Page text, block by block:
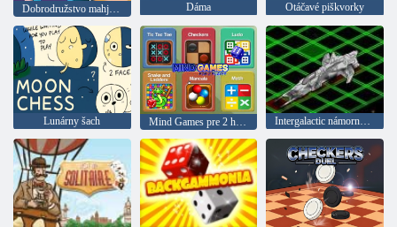
Dáma Otáčavé piškvorky
Lunárny šach Mind Games pre 2 hráča Intergalactic námorná bitka